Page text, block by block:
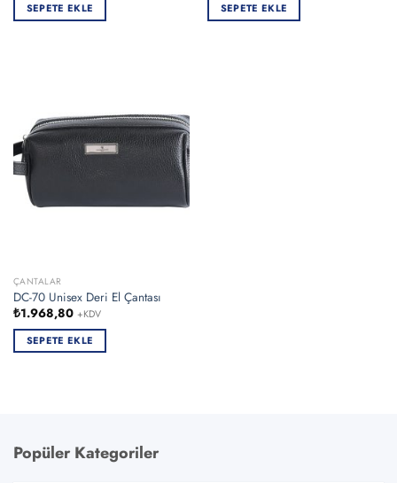
SEPETE EKLE
SEPETE EKLE
ÇANTALAR
DC-70 Unisex Deri El Çantası
₺1.968,80 +KDV
SEPETE EKLE
Popüler Kategoriler